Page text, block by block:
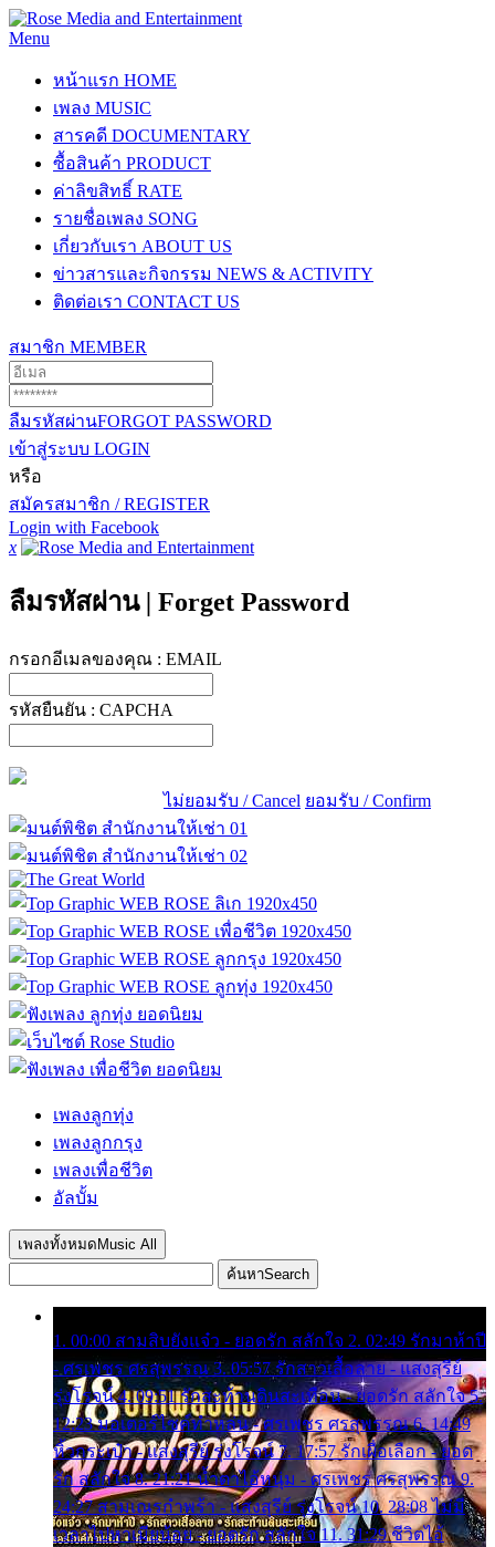
Menu
หน้าแรก HOME
เพลง MUSIC
สารคดี DOCUMENTARY
ซื้อสินค้า PRODUCT
ค่าลิขสิทธิ์ RATE
รายชื่อเพลง SONG
เกี่ยวกับเรา ABOUT US
ข่าวสารและกิจกรรม NEWS & ACTIVITY
ติดต่อเรา CONTACT US
สมาชิก MEMBER
ลืมรหัสผ่านFORGOT PASSWORD
เข้าสู่ระบบ LOGIN
หรือ
สมัครสมาชิก / REGISTER
Login with Facebook
x
ลืมรหัสผ่าน | Forget Password
กรอกอีเมลของคุณ : EMAIL
รหัสยืนยัน : CAPCHA
ไม่ยอมรับ / Cancel ยอมรับ / Confirm
เพลงลูกทุ่ง
เพลงลูกกรุง
เพลงเพื่อชีวิต
อัลบั้ม
เพลงทั้งหมด Music All
ค้นหาSearch
1. 00:00 สามสิบยังแจ๋ว - ยอดรัก สลักใจ 2. 02:49 รักมาห้าปี
- ศรเพชร ศรสุพรรณ 3. 05:57 รักสาวเสื้อลาย - แสงสุรีย์
รุ่งโรจน์ 4. 09:51 รักสะท้านดินสะเทือน - ยอดรัก สลักใจ 5.
12:23 มอเตอร์ไซค์ทำหล่น - ศรเพชร ศรสุพรรณ 6. 14:49
หิ้วกระเป๋า - แสงสุรีย์ รุ่งโรจน์ 7. 17:57 รักเผื่อเลือก - ยอด
รัก สลักใจ 8. 21:21 น้ำตาไอ้หนุ่ม - ศรเพชร ศรสุพรรณ 9.
24:27 สามเณรกำพร้า - แสงสุรีย์ รุ่งโรจน์ 10. 28:08 ไม่มี
เวลาไปหาเมียน้อย - ยอดรัก สลักใจ 11. 31:29 ชีวิตไอ้